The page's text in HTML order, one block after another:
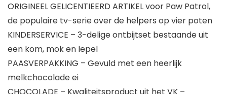
ORIGINEEL GELICENTIEERD ARTIKEL voor Paw Patrol,
de populaire tv-serie over de helpers op vier poten
KINDERSERVICE – 3-delige ontbijtset bestaande uit
een kom, mok en lepel
PAASVERPAKKING – Gevuld met een heerlijk
melkchocolade ei